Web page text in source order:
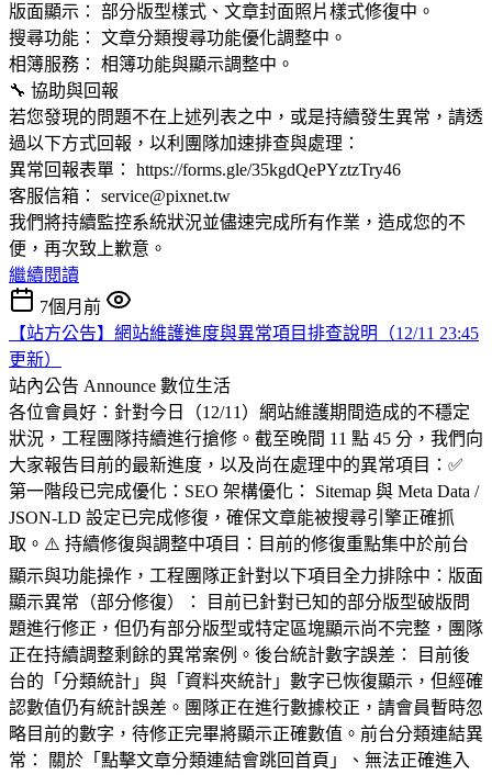
版面顯示： 部分版型樣式、文章封面照片樣式修復中。
搜尋功能： 文章分類搜尋功能優化調整中。
相簿服務： 相簿功能與顯示調整中。
🔧 協助與回報
若您發現的問題不在上述列表之中，或是持續發生異常，請透
過以下方式回報，以利團隊加速排查與處理：
異常回報表單： https://forms.gle/35kgdQePYztzTry46
客服信箱： service@pixnet.tw
我們將持續監控系統狀況並儘速完成所有作業，造成您的不
便，再次致上歉意。
繼續閱讀
7個月前
【站方公告】網站維護進度與異常項目排查說明（12/11 23:45
更新）
站內公告 Announce 數位生活
各位會員好：針對今日（12/11）網站維護期間造成的不穩定
狀況，工程團隊持續進行搶修。截至晚間 11 點 45 分，我們向
大家報告目前的最新進度，以及尚在處理中的異常項目：✅
第一階段已完成優化：SEO 架構優化： Sitemap 與 Meta Data /
JSON-LD 設定已完成修復，確保文章能被搜尋引擎正確抓
取。⚠️ 持續修復與調整中項目：目前的修復重點集中於前台
顯示與功能操作，工程團隊正針對以下項目全力排除中：版面
顯示異常（部分修復）： 目前已針對已知的部分版型破版問
題進行修正，但仍有部分版型或特定區塊顯示尚不完整，團隊
正在持續調整剩餘的異常案例。後台統計數字誤差： 目前後
台的「分類統計」與「資料夾統計」數字已恢復顯示，但經確
認數值仍有統計誤差。團隊正在進行數據校正，請會員暫時忽
略目前的數字，待修正完畢將顯示正確數值。前台分類連結異
常： 關於「點擊文章分類連結會跳回首頁」、無法正確進入